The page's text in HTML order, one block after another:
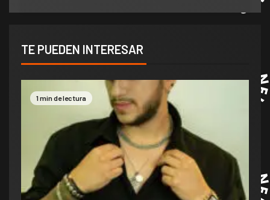
TE PUEDEN INTERESAR
1 min de lectura